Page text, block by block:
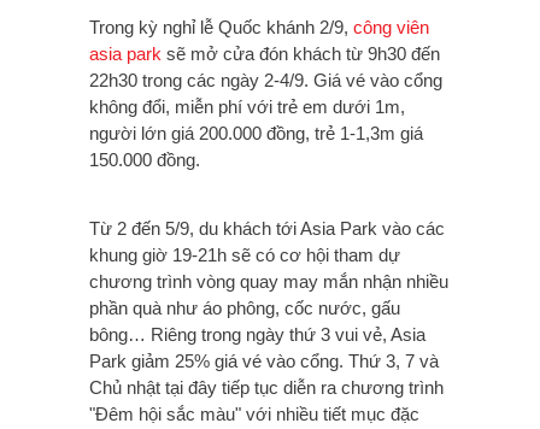
Trong kỳ nghỉ lễ Quốc khánh 2/9, công viên
asia park sẽ mở cửa đón khách từ 9h30 đến
22h30 trong các ngày 2-4/9. Giá vé vào cổng
không đổi, miễn phí với trẻ em dưới 1m,
người lớn giá 200.000 đồng, trẻ 1-1,3m giá
150.000 đồng.
Từ 2 đến 5/9, du khách tới Asia Park vào các
khung giờ 19-21h sẽ có cơ hội tham dự
chương trình vòng quay may mắn nhận nhiều
phần quà như áo phông, cốc nước, gấu
bông… Riêng trong ngày thứ 3 vui vẻ, Asia
Park giảm 25% giá vé vào cổng. Thứ 3, 7 và
Chủ nhật tại đây tiếp tục diễn ra chương trình
"Đêm hội sắc màu" với nhiều tiết mục đặc